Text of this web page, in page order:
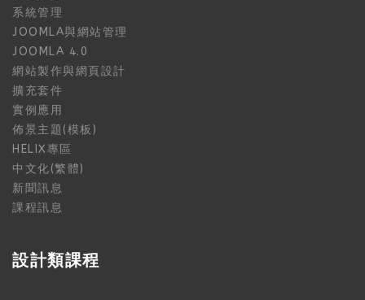
系統管理
JOOMLA與網站管理
JOOMLA 4.0
網站製作與網頁設計
擴充套件
實例應用
佈景主題(模板)
HELIX專區
中文化(繁體)
新聞訊息
課程訊息
設計類課程